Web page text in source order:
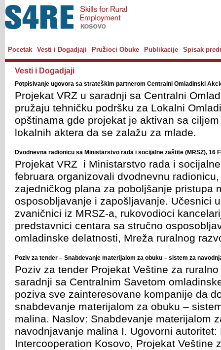
Pocetak Vesti i Dogadjaji Pružioci Obuke Publikacije Spisak
Vesti i Dogadjaji
Potpisivanje ugovora sa strateškim partnerom Centralni Omladinski
Projekat VRZ u saradnji sa Centralni
pružaju tehničku podršku za Lokalni
opštinama gde projekat je aktivan sa
lokalnih aktera da se zalažu za mlade.
Dvodnevna radionicu sa Ministarstvo rada i socijalne zaštite (MRSZ), 16
Projekat VRZ i Ministarstvo rada i
februara organizovali dvodnevnu
zajedničkog plana za poboljšanje pristupa
osposobljavanje i zapošljavanje. Učesnici
zvaničnici iz MRSZ-a, rukovodioci
predstavnici centara sa stručno
omladinske delatnosti, Mreža ruralnog
Poziv za tender – Snabdevanje materijalom za obuku – sistem za
Poziv za tender Projekat Veštine za
saradnji sa Centralnim Savetom
poziva sve zainteresovane kompanije da
snabdevanje materijalom za obuku –
malina. Naslov: Snabdevanje materijalom
navodnjavanje malina I. Ugovorni autoritet:
Intercooperation Kosovo, Projekat Veštine